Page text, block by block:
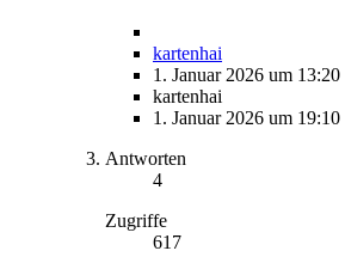
kartenhai
1. Januar 2026 um 13:20
kartenhai
1. Januar 2026 um 19:10
Antworten
4
Zugriffe
617